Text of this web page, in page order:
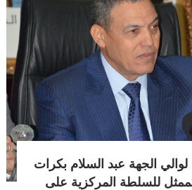
الجهة عبد السلام بكرات
للسلطة المركزية على